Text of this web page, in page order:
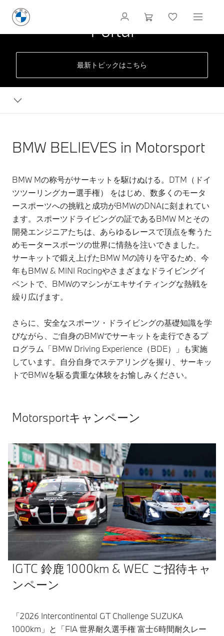
BMW M Motorsport
Portal
最新トピックはこちら
BMW BELIEVES in Motorsport
BMW Mの称号がサーキットを駆けぬける。DTM（ドイ
ツツーリングカー選手権） をはじめ、数多くのモータ
ースポーツへの挑戦と成功がBMWのDNAに刻まれてい
ます。スポーツドライビングの証であるBMW Mとその
開発エンジニアたちは、あらゆるレースで頂点を奪うた
めモータースポーツの世界に情熱を注いできました。
サーキットで鍛え上げたBMW Mの誇りを守るため、今
年もBMW & MINI Racingやさまざまなドライビングイ
ベントで、BMWのマシンがエキサイティングな熱戦を
繰り広げます。
さらに、安全なスポーツ・ドライビングの基礎知識を学
びながら、ご自身のBMWでサーキットを走行できるプ
ログラム「BMW Driving Experience（BDE）」も実施
しています。自分自身でステアリングを握り、サーキッ
トでBMWを駆る貴重な体験をお愉しみください。
Motorsportキャンペーン
IGTC 鈴鹿 1000km & WEC ご招待キャ
ンペーン
「2026 Intercontinental GT Challenge SUZUKA
1000km」と「FIA 世界耐久選手権 富士6時間耐久レー